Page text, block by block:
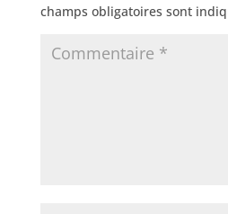
champs obligatoires sont